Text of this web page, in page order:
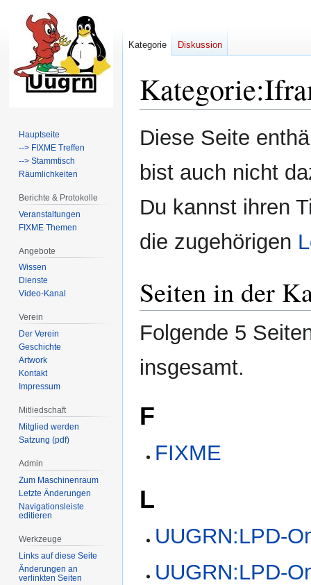
Kategorie:
Zur
Navigation
Zur
Suche
Diese Seite
bist auch nicht
Du kannst ihren
die zugehörigen
Seiten in der
Folgende 5
insgesamt.
F
FIXME
L
UUGRN:LPD-
UUGRN:LPD-
Kategorie Diskussion
Hauptseite
--> FIXME Treffen
--> Stammtisch
Räumlichkeiten
Berichte & Protokolle
Veranstaltungen
FIXME Themen
Angebote
Wissen
Dienste
Video-Kanal
Verein
Der Verein
Geschichte
Artwork
Kontakt
Impressum
Mitliedschaft
Mitglied werden
Satzung (pdf)
Admin
Zum Maschinenraum
Letzte Änderungen
Navigationsleiste
editieren
Werkzeuge
Links auf diese Seite
Änderungen an
verlinkten Seiten